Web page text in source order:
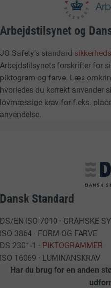
Arbejdstilsynet og
JO Safety’s standard
Arbejdstilsynets forskrifter for
piktogram og farve. Læs
hvorledes du korrekt anvender
lovmæssige krav for f.eks.
anvendelse.
Dansk Standard
DS/EN ISO 7010 · GRAFISKE
ISO 3864 · FORM OG FARVE
DS 2301-1 · PIKTOGRAMMER
ISO 16069 · LUMINANSKRAV
Har du brug for en anden